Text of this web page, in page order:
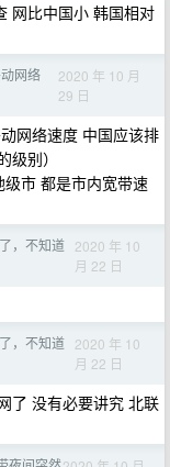
网比中国小 韩国相对
网络
2020 年 10 月
29 日
网络速度 中国应该排
别）
市 都是市内宽带速
，不知道 2020 年 10
月 22 日
，不知道 2020 年 10
月 22 日
了 没有必要讲究 北联